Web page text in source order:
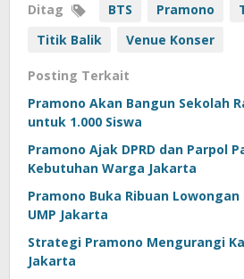
Ditag BTS Pramono
Titik Balik
Venue Konser
Posting Terkait
Pramono Akan Bangun Sekolah
untuk 1.000 Siswa
Pramono Ajak DPRD dan Parpol
Kebutuhan Warga Jakarta
Pramono Buka Ribuan Lowongan
UMP Jakarta
Strategi Pramono Mengurangi
Jakarta